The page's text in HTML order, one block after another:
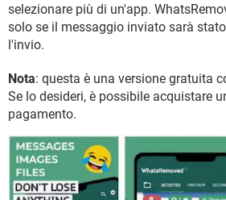
selezionare più di un'app.
solo se il messaggio inviato sarà
l'invio.
Nota: questa è una versione gratuita
Se lo desideri, è possibile acquistare
pagamento.